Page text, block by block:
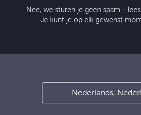
Nee, we sturen je geen spam -
Je kunt je op elk gewenst
Nederlands,